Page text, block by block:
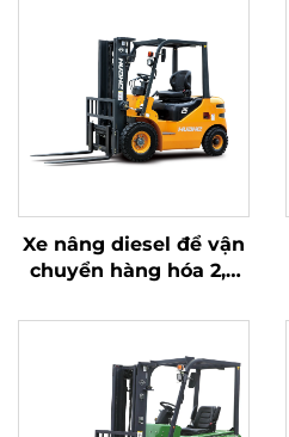
Xe nâng diesel để vận
chuyển hàng hóa 2,5
giản và dỡ hàng lên